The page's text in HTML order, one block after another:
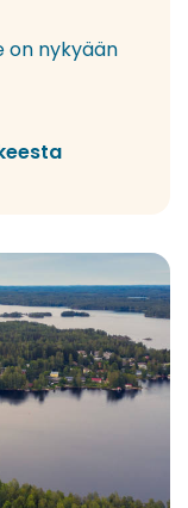
on nykyään